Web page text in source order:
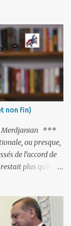
ne sont
avec le
la chute de
nomme «
l'ont précédés ne
les noms, avant
ne lui suffisent
les...
non fin)
Merdjanian ***
ou presque,
de l’accord de
plus qu’à le
aux
l'abstention de